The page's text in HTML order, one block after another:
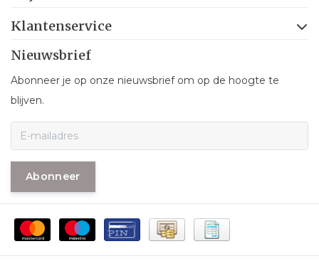
Klantenservice
Nieuwsbrief
Abonneer je op onze nieuwsbrief om op de hoogte te
blijven.
Abonneer